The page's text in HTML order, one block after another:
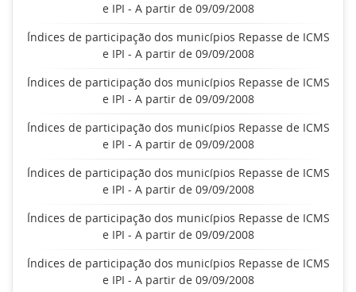
e IPI - A partir de 09/09/2008
Índices de participação dos municípios Repasse de ICMS
e IPI - A partir de 09/09/2008
Índices de participação dos municípios Repasse de ICMS
e IPI - A partir de 09/09/2008
Índices de participação dos municípios Repasse de ICMS
e IPI - A partir de 09/09/2008
Índices de participação dos municípios Repasse de ICMS
e IPI - A partir de 09/09/2008
Índices de participação dos municípios Repasse de ICMS
e IPI - A partir de 09/09/2008
Índices de participação dos municípios Repasse de ICMS
e IPI - A partir de 09/09/2008